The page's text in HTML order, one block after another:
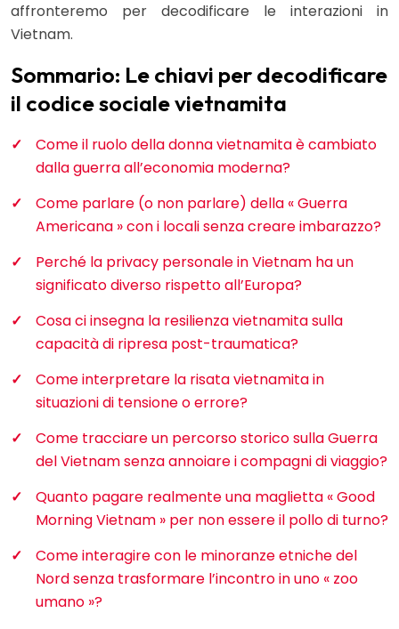
affronteremo per decodificare le interazioni in
Vietnam.
Sommario: Le chiavi per decodificare
il codice sociale vietnamita
Come il ruolo della donna vietnamita è cambiato
dalla guerra all’economia moderna?
Come parlare (o non parlare) della « Guerra
Americana » con i locali senza creare imbarazzo?
Perché la privacy personale in Vietnam ha un
significato diverso rispetto all’Europa?
Cosa ci insegna la resilienza vietnamita sulla
capacità di ripresa post-traumatica?
Come interpretare la risata vietnamita in
situazioni di tensione o errore?
Come tracciare un percorso storico sulla Guerra
del Vietnam senza annoiare i compagni di viaggio?
Quanto pagare realmente una maglietta « Good
Morning Vietnam » per non essere il pollo di turno?
Come interagire con le minoranze etniche del
Nord senza trasformare l’incontro in uno « zoo
umano »?